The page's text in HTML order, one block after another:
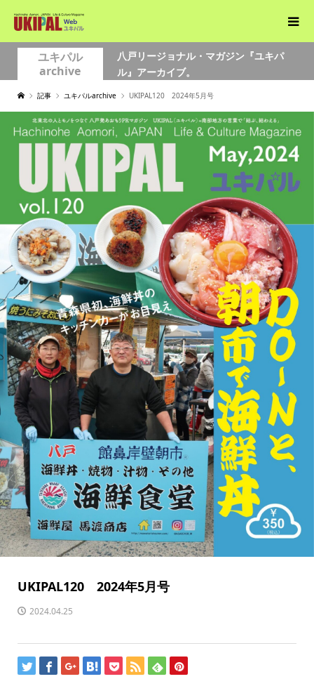
ユキパル
archive
八戸リージョナル・マガジン『ユキパ
ル』アーカイブ。
記事 ユキパルarchive UKIPAL120 2024年5月号
UKIPAL120 2024年5月号
2024.04.25